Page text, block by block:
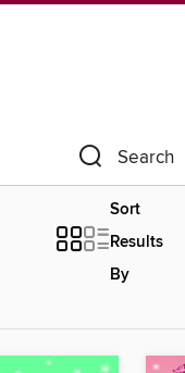
Search
Sort
Results
By